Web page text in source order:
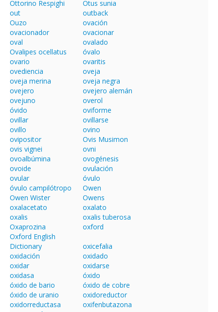
Ottorino Respighi
Otus sunia
out
outback
Ouzo
ovación
ovacionador
ovacionar
oval
ovalado
Ovalipes ocellatus
óvalo
ovario
ovaritis
ovediencia
oveja
oveja merina
oveja negra
ovejero
ovejero alemán
ovejuno
overol
óvido
oviforme
ovillar
ovillarse
ovillo
ovino
ovipositor
Ovis Musimon
ovis vignei
ovni
ovoalbúmina
ovogénesis
ovoide
ovulación
ovular
óvulo
óvulo campilótropo
Owen
Owen Wister
Owens
oxalacetato
oxalato
oxalis
oxalis tuberosa
Oxaprozina
oxford
Oxford English
Dictionary
oxicefalia
oxidación
oxidado
oxidar
oxidarse
oxidasa
óxido
óxido de bario
óxido de cobre
óxido de uranio
oxidoreductor
oxidorreductasa
oxifenbutazona